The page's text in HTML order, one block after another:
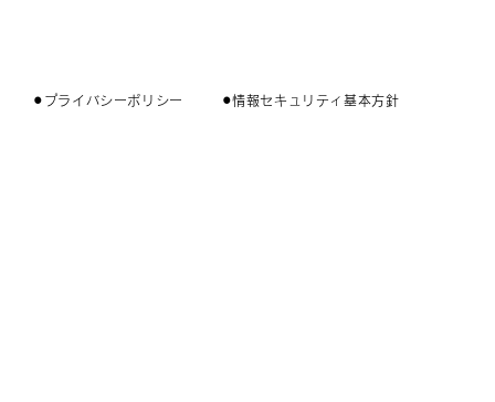
⚫︎プライバシーポリシー ⚫︎情報セキュリティ基本方針